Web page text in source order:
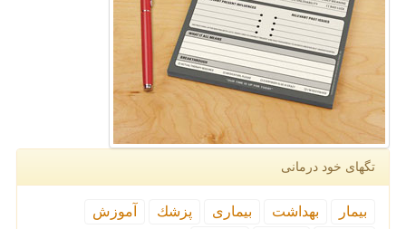
تگهای خود درمانی
بیمار بهداشت بیماری پزشك آموزش